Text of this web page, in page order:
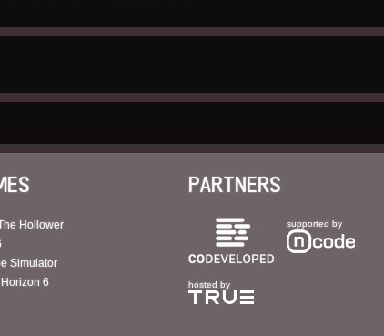
Hollower
Simulator
6
PARTNERS
supported by
hosted by